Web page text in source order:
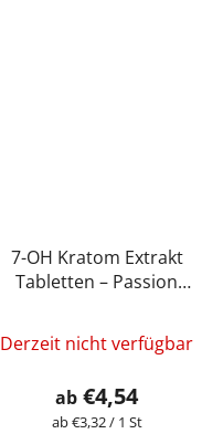
7-OH Kratom Extrakt
Tabletten – Passion
Derzeit nicht verfügbar
ab €4,54
Verkaufspreis:
ab €3,32 / 1 St